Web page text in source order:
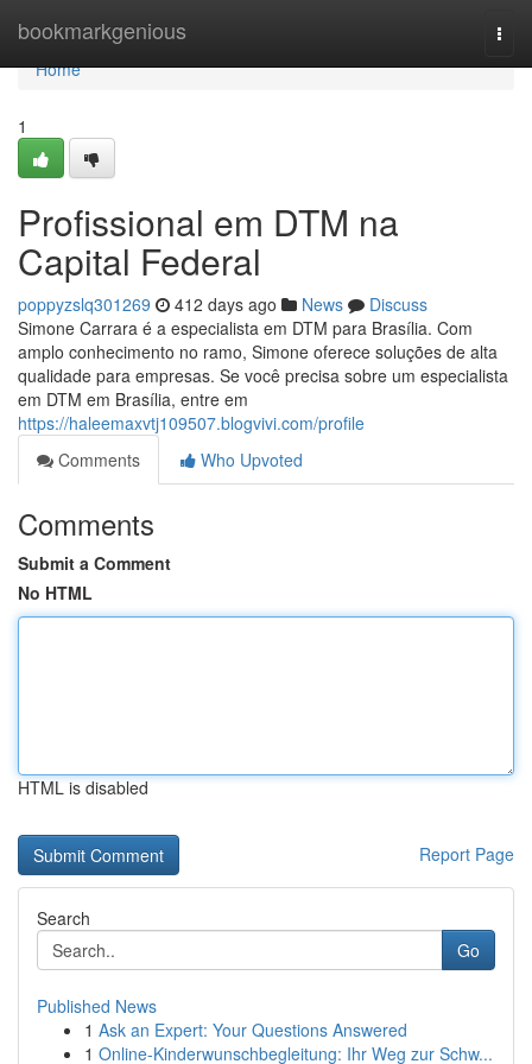
bookmarkgenious
Home
Home
1
Profissional em DTM na
Capital Federal
poppyzslq301269 412 days ago News
Discuss
Simone Carrara é a especialista em DTM para Brasília. Com
amplo conhecimento no ramo, Simone oferece soluções de alta
qualidade para empresas. Se você precisa sobre um especialista
em DTM em Brasília, entre em
https://haleemaxvtj109507.blogvivi.com/profile
Comments
Who Upvoted
Comments
Submit a Comment
No HTML
HTML is disabled
Report Page
Search
Go
Published News
1 Ask an Expert: Your Questions Answered
1 Online-Kinderwunschbegleitung: Ihr Weg zur Schw...